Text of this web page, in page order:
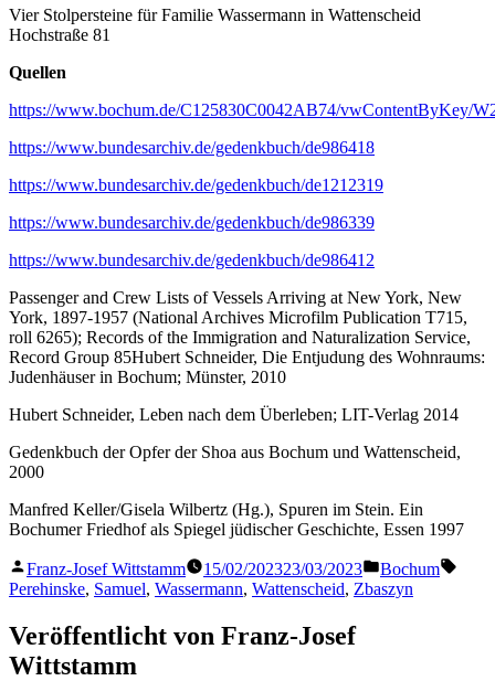
Vier Stolpersteine für Familie Wassermann in Wattenscheid
Hochstraße 81
Quellen
https://www.bochum.de/C125830C0042AB74/vwContentByKey/
https://www.bundesarchiv.de/gedenkbuch/de986418
https://www.bundesarchiv.de/gedenkbuch/de1212319
https://www.bundesarchiv.de/gedenkbuch/de986339
https://www.bundesarchiv.de/gedenkbuch/de986412
Passenger and Crew Lists of Vessels Arriving at New York, New
York, 1897-1957 (National Archives Microfilm Publication T715,
roll 6265); Records of the Immigration and Naturalization Service,
Record Group 85Hubert Schneider, Die Entjudung des Wohnraums:
Judenhäuser in Bochum; Münster, 2010
Hubert Schneider, Leben nach dem Überleben; LIT-Verlag 2014
Gedenkbuch der Opfer der Shoa aus Bochum und Wattenscheid,
2000
Manfred Keller/Gisela Wilbertz (Hg.), Spuren im Stein. Ein
Bochumer Friedhof als Spiegel jüdischer Geschichte, Essen 1997
Veröffentlicht
von
Franz-Josef Wittstamm 15/02/202323/03/2023
Veröffentlicht
in
Bochum
Perehinske, Samuel, Wassermann, Wattenscheid, Zbaszyn
Veröffentlicht von Franz-Josef
Wittstamm